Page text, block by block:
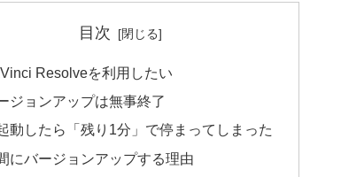
目次
Resolveを利用したい
ジョンアップは無事終了
動したら「残り1分」で停まってしまった
にバージョンアップする理由